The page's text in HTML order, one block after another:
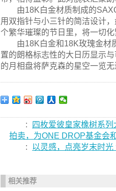
由18K白金材质制成的
用双指针与小三针的简洁设计
个繁华璀璨的节日里，将一切化
由18K白金和18K玫瑰金材
置的朗格标志性的大日历显示
的月相盘将萨克森的星空一览
:
四枚爱彼皇家橡树系
拍卖，为ONE DROP基金会
:
以灵感，点亮岁末时
相关推荐